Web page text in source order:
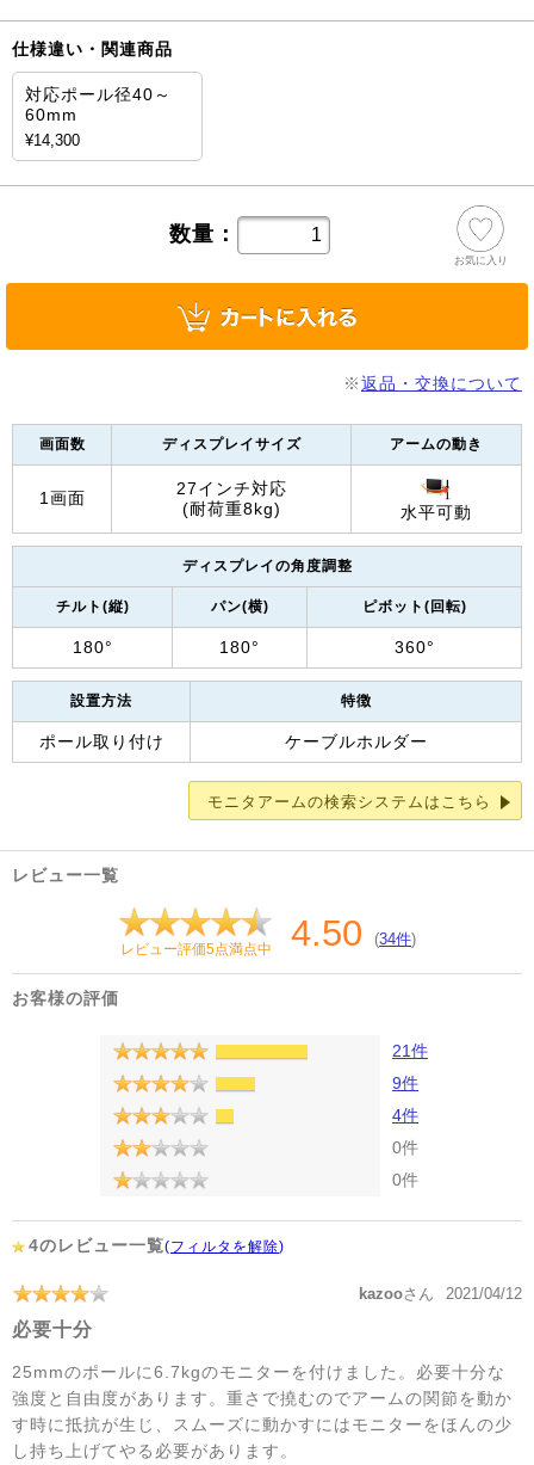
仕様違い・関連商品
対応ポール径40～
60mm
¥14,300
数量：
お気に入り
※返品・交換について
画面数 ディスプレイサイズ アームの動き
1画面
27インチ対応
(耐荷重8kg)
水平可動
ディスプレイの角度調整
チルト(縦) パン(横) ピボット(回転)
180° 180° 360°
設置方法 特徴
ポール取り付け ケーブルホルダー
モニタアームの検索システムはこちら
レビュー一覧
レビュー評価5点満点中 4.50 (34件)
お客様の評価
21件
9件
4件
0件
0件
4のレビュー一覧(フィルタを解除)
kazooさん 2021/04/12
必要十分
25mmのポールに6.7kgのモニターを付けました。必要十分な
強度と自由度があります。重さで撓むのでアームの関節を動か
す時に抵抗が生じ、スムーズに動かすにはモニターをほんの少
し持ち上げてやる必要があります。